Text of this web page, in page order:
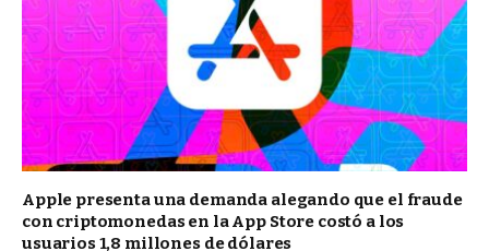
Apple presenta una demanda alegando que el fraude
con criptomonedas en la App Store costó a los
usuarios 1,8 millones de dólares